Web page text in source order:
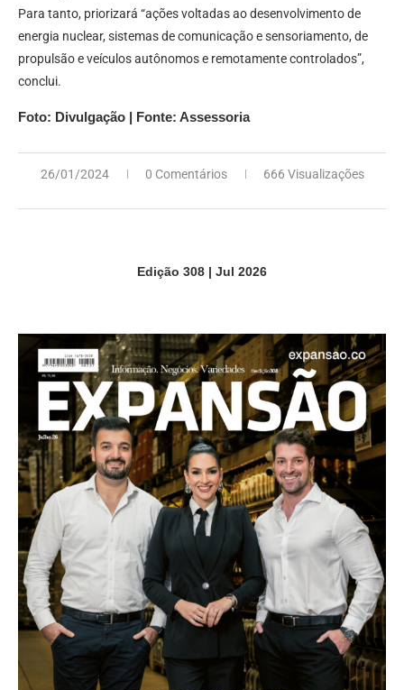
Para tanto, priorizará “ações voltadas ao desenvolvimento de
energia nuclear, sistemas de comunicação e sensoriamento, de
propulsão e veículos autônomos e remotamente controlados”,
conclui.
Foto: Divulgação | Fonte: Assessoria
26/01/2024 0 Comentários 666 Visualizações
Edição 308 | Jul 2026